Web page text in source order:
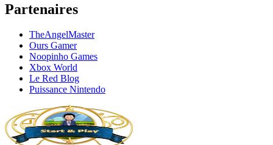
Partenaires
TheAngelMaster
Ours Gamer
Noopinho Games
Xbox World
Le Red Blog
Puissance Nintendo